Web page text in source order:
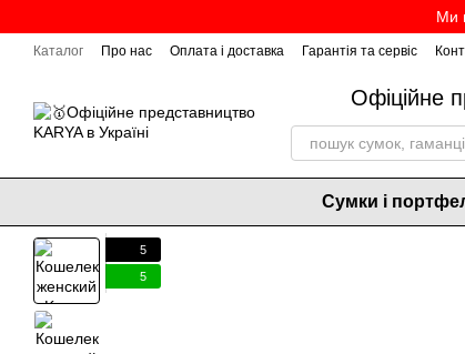
Ми
Каталог Про нас Оплата і доставка Гарантія та сервіс
Офіційне
Сумки і
5
5